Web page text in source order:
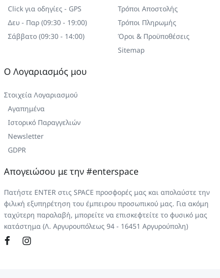
Click για οδηγίες - GPS
Δευ - Παρ (09:30 - 19:00)
Σάββατο (09:30 - 14:00)
Τρόποι Αποστολής
Τρόποι Πληρωμής
Όροι & Προϋποθέσεις
Sitemap
Ο Λογαριασμός μου
Στοιχεία Λογαριασμού
Αγαπημένα
Ιστορικό Παραγγελιών
Newsletter
GDPR
Απογειώσου με την #enterspace
Πατήστε ENTER στις SPACE προσφορές μας και απολαύστε την
φιλική εξυπηρέτηση του έμπειρου προσωπικού μας. Για ακόμη
ταχύτερη παραλαβή, μπορείτε να επισκεφτείτε το φυσικό μας
κατάστημα (Λ. Αργυρουπόλεως 94 - 16451 Αργυρούπολη)